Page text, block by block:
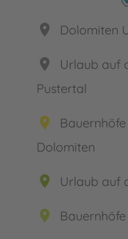
place Dolomiten
place
Urlaub auf
Pustertal
place
Dolomiten
place Urlaub auf
place